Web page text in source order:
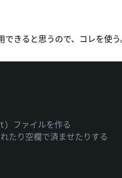
できると思うので、コレを使う
ファイルを作る
たり空欄で済ませたりする